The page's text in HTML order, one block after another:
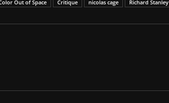
Out of Space Critique nicolas cage Richard Stanley